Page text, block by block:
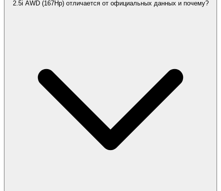
2.5i AWD (167Hp) отличается от официальных данных и почему?